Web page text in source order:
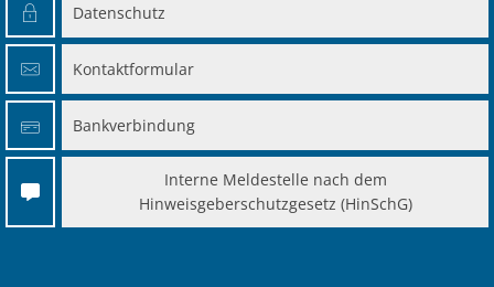
Datenschutz
Kontaktformular
Bankverbindung
Interne Meldestelle nach dem
Hinweisgeberschutzgesetz (HinSchG)